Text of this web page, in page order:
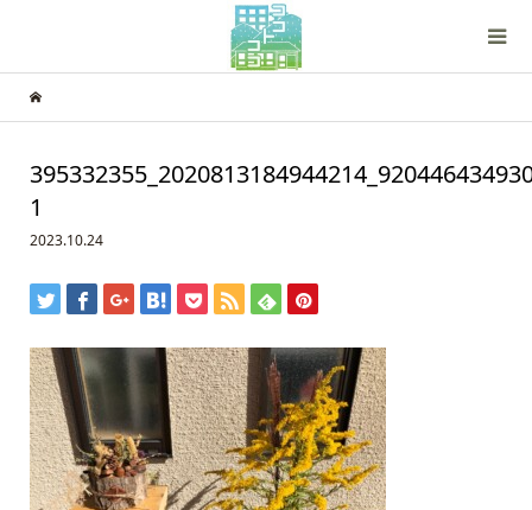
1
2023.10.24